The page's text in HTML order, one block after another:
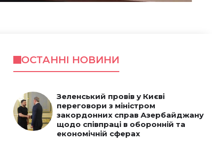
ОСТАННІ НОВИНИ
Зеленський провів у Києві
переговори з міністром
закордонних справ Азербайджану
щодо співпраці в оборонній та
економічній сферах